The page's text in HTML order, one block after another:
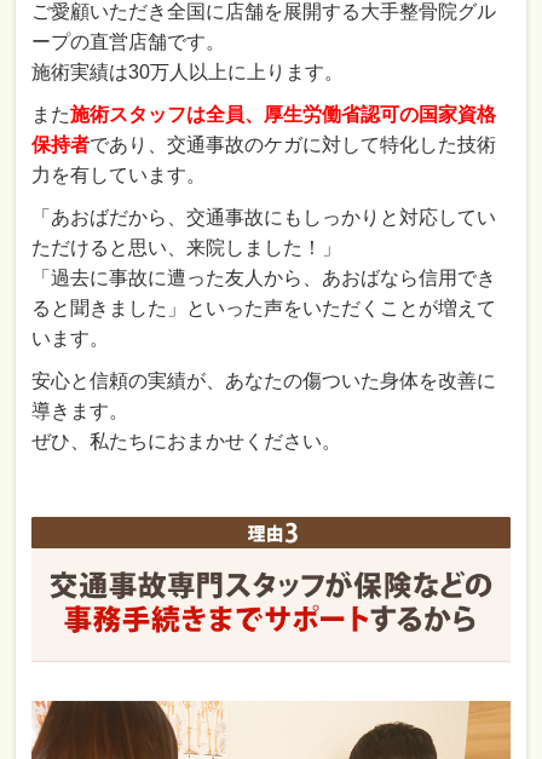
ご愛顧いただき全国に店舗を展開する大手整骨院グル
ープの直営店舗です。
施術実績は30万人以上に上ります。
また施術スタッフは全員、厚生労働省認可の国家資格
保持者であり、交通事故のケガに対して特化した技術
力を有しています。
「あおばだから、交通事故にもしっかりと対応してい
ただけると思い、来院しました！」
「過去に事故に遭った友人から、あおばなら信用でき
ると聞きました」といった声をいただくことが増えて
います。
安心と信頼の実績が、あなたの傷ついた身体を改善に
導きます。
ぜひ、私たちにおまかせください。